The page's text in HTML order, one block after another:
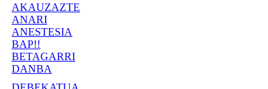
AKAUZAZTE
ANARI
ANESTESIA
BAP!!
BETAGARRI
DANBA